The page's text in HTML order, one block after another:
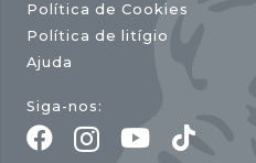
Política de Cookies
Política de litígio
Ajuda
Siga-nos: